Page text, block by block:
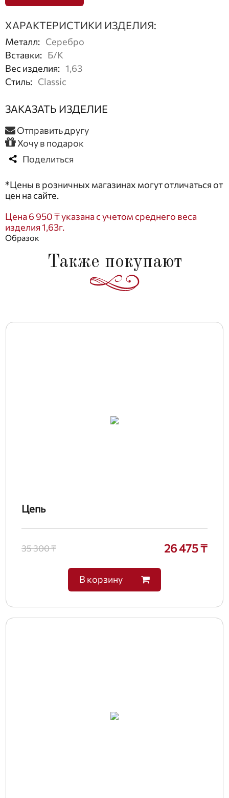
ХАРАКТЕРИСТИКИ ИЗДЕЛИЯ:
Металл: Серебро
Вставки: Б/К
Вес изделия: 1,63
Стиль: Classic
ЗАКАЗАТЬ ИЗДЕЛИЕ
Отправить другу
Хочу в подарок
Поделиться
*Цены в розничных магазинах могут отличаться от
цен на сайте.
Цена 6 950 ₸ указана с учетом среднего веса
изделия 1,63г.
Образок
Также покупают
Цепь
35 300 ₸ 26 475 ₸
В корзину